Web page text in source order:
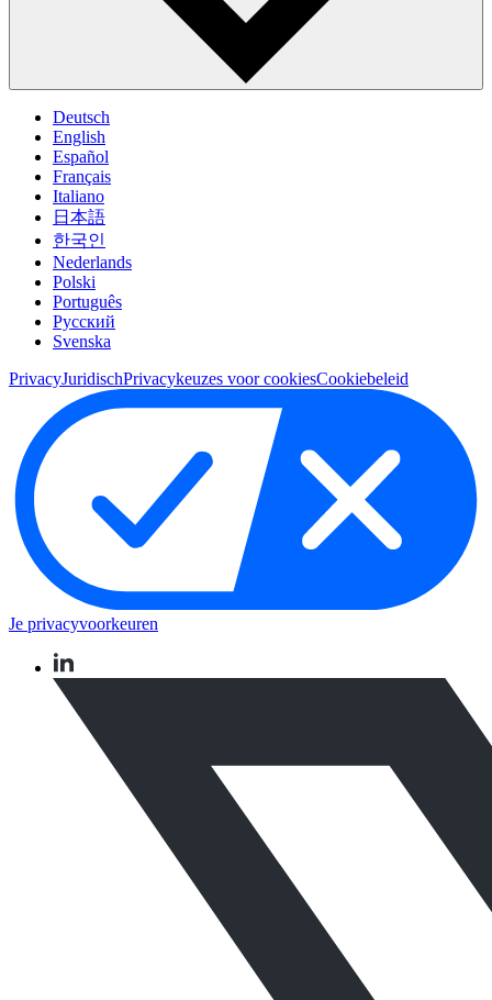
Deutsch
English
Español
Français
Italiano
日本語
한국인
Nederlands
Polski
Português
Pусский
Svenska
PrivacyJuridischPrivacykeuzes voor cookiesCookiebeleid
Je privacyvoorkeuren